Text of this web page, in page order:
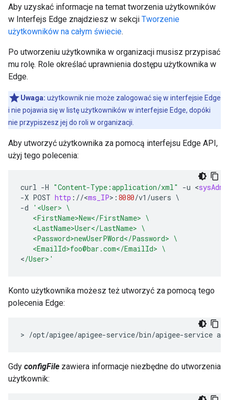
Aby uzyskać informacje na temat tworzenia użytkowników
w Interfejs Edge znajdziesz w sekcji Tworzenie
użytkowników na całym świecie.
Po utworzeniu użytkownika w organizacji musisz przypisać
mu rolę. Role określać uprawnienia dostępu użytkownika w
Edge.
Uwaga: użytkownik nie może zalogować się w interfejsie Edge
i nie pojawia się w listę użytkowników w interfejsie Edge, dopóki
nie przypiszesz jej do roli w organizacji.
Aby utworzyć użytkownika za pomocą interfejsu Edge API,
użyj tego polecenia:
curl -H "Content-Type:application/xml" -u <
-X POST http : //<ms_IP> : 8080/v1 /users \
-d
'<User> \
   <FirstName>New</FirstName> \
   <LastName>User</LastName> \
   <Password>newUserPWord</Password> \
   <EmailId>foo@bar.com</EmailId> \
</User>'
Konto użytkownika możesz też utworzyć za pomocą tego
polecenia Edge:
> /opt/apigee/apigee-service/bin/apigee-service
Gdy configFile zawiera informacje niezbędne do utworzenia
użytkownik: